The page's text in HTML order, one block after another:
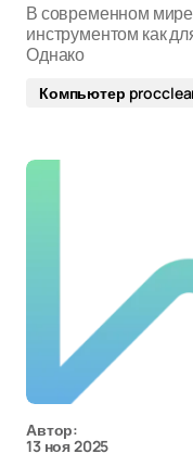
В современном
инструментом как
Однако
Компьютер
Автор:
13 ноя 2025